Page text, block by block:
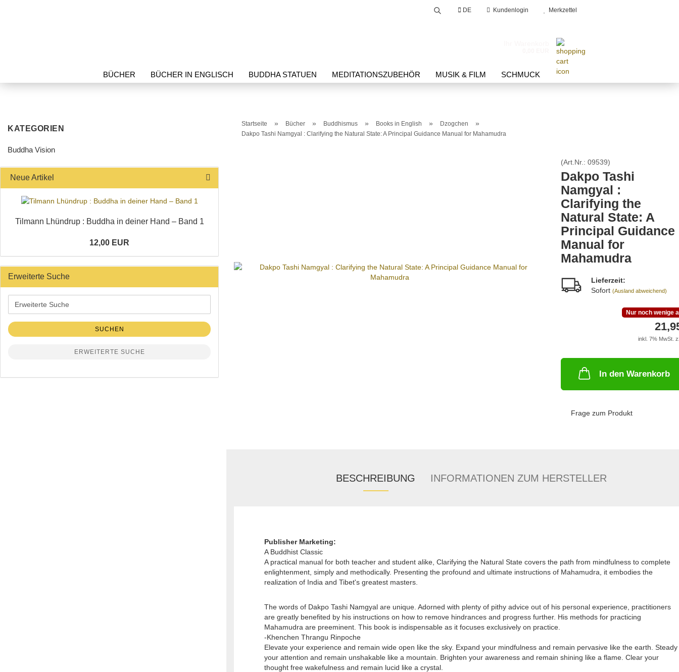
DE Kundenlogin Merkzettel
BÜCHER BÜCHER IN ENGLISCH BUDDHA STATUEN MEDITATIONSZUBEHÖR MUSIK & FILM SCHMUCK
Startseite » Bücher » Buddhismus » Books in English » Dzogchen »
Dakpo Tashi Namgyal : Clarifying the Natural State: A Principal Guidance Manual for Mahamudra
(Art.Nr.: 09539)
Dakpo Tashi
Namgyal :
Clarifying the
Natural State: A
Principal Guidance
Manual for
Mahamudra
Lieferzeit:
Sofort (Ausland abweichend)
Nur noch wenige
inkl. 7% MwSt.
In den Warenkorb
Frage zum Produkt
BESCHREIBUNG INFORMATIONEN ZUM HERSTELLER
Publisher Marketing:
A Buddhist Classic
A practical manual for both teacher and student alike, Clarifying the Natural State covers the path from mindfulness to complete
enlightenment, simply and methodically. Presenting the profound and ultimate instructions of Mahamudra, it embodies the
realization of India and Tibet's greatest masters.
The words of Dakpo Tashi Namgyal are unique. Adorned with plenty of pithy advice out of his personal experience, practitioners
are greatly benefited by his instructions on how to remove hindrances and progress further. His methods for practicing
Mahamudra are preeminent. This book is indispensable as it focuses exclusively on practice.
-Khenchen Thrangu Rinpoche
Elevate your experience and remain wide open like the sky. Expand your mindfulness and remain pervasive like the earth. Steady
your attention and remain unshakable like a mountain. Brighten your awareness and remain shining like a flame. Clear your
thought free wakefulness and remain lucid like a crystal.
KATEGORIEN
Buddha Vision
Neue Artikel
Tilmann Lhündrup : Buddha in deiner Hand – Band 1
12,00 EUR
Erweiterte Suche
Suche
SUCHEN
ERWEITERTE SUCHE